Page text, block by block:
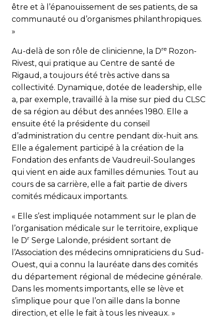
être et à l’épanouissement de ses patients, de sa
communauté ou d’organismes philanthropiques.
»
Au-delà de son rôle de clinicienne, la Dre Rozon-
Rivest, qui pratique au Centre de santé de
Rigaud, a toujours été très active dans sa
collectivité. Dynamique, dotée de leadership, elle
a, par exemple, travaillé à la mise sur pied du CLSC
de sa région au début des années 1980. Elle a
ensuite été la présidente du conseil
d’administration du centre pendant dix-huit ans.
Elle a également participé à la création de la
Fondation des enfants de Vaudreuil-Soulanges
qui vient en aide aux familles démunies. Tout au
cours de sa carrière, elle a fait partie de divers
comités médicaux importants.
« Elle s’est impliquée notamment sur le plan de
l’organisation médicale sur le territoire, explique
le Dr Serge Lalonde, président sortant de
l’Association des médecins omnipraticiens du Sud-
Ouest, qui a connu la lauréate dans des comités
du département régional de médecine générale.
Dans les moments importants, elle se lève et
s’implique pour que l’on aille dans la bonne
direction, et elle le fait à tous les niveaux. »